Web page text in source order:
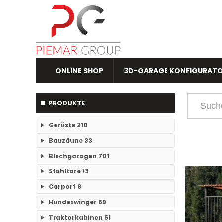
ONLINE SHOP 3D-GARAGE
PRODUKTE
Gerüste 210
RAM- 1 Gerüst Breite 73 109
RAM-2 Gerüst Breite 70 101
Bauzäune 33
Einzelteile Bauzäune 7
Bauzäune SET 26
Blechgaragen 701
Einzelgaragen 89
Doppelgaragen 59
3-Fachgaragen
Stahltore13
Keine Unterkategorien
Carport 8
Keine Unterkategorien
Hundezwinger 69
Keine Unterkategorien
Traktorkabinen 51